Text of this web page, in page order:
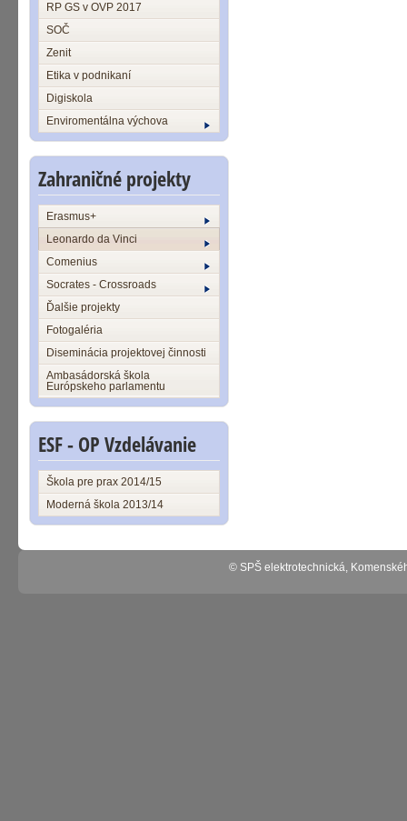
RP GS v OVP 2017
SOČ
Zenit
Etika v podnikaní
Digiskola
Enviromentálna výchova
Zahraničné projekty
Erasmus+
Leonardo da Vinci
Comenius
Socrates - Crossroads
Ďalšie projekty
Fotogaléria
Diseminácia projektovej činnosti
Ambasádorská škola
Európskeho parlamentu
ESF - OP Vzdelávanie
Škola pre prax 2014/15
Moderná škola 2013/14
© SPŠ elektrotechnická,